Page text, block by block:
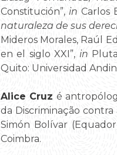
Constitución”, in Carlos
naturaleza de sus
Mideros Morales, Raúl
en el siglo XXI”, in
Quito: Universidad
Alice Cruz é
da Discriminação contra
Simón Bolívar
Coimbra.